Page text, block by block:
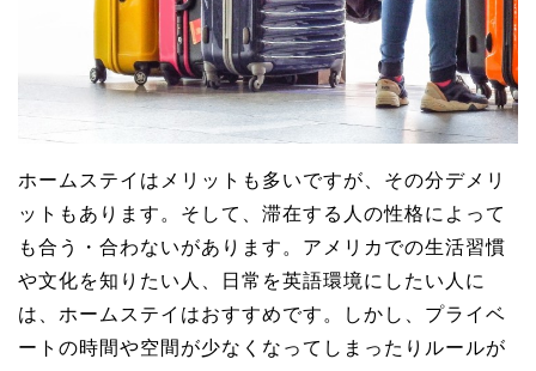
ホームステイはメリットも多いですが、その分デメリ
ットもあります。そして、滞在する人の性格によって
も合う・合わないがあります。アメリカでの生活習慣
や文化を知りたい人、日常を英語環境にしたい人に
は、ホームステイはおすすめです。しかし、プライベ
ートの時間や空間が少なくなってしまったりルールが